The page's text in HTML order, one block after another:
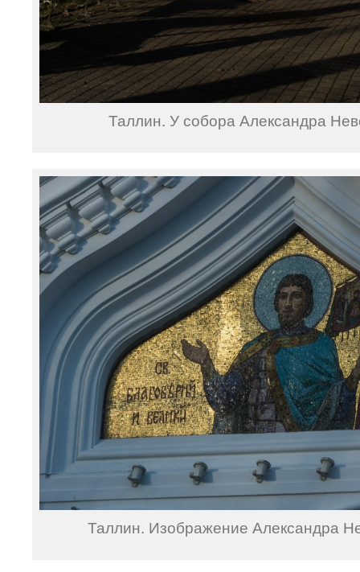
Таллин. У собора Александра
Таллин. Изображение Александра